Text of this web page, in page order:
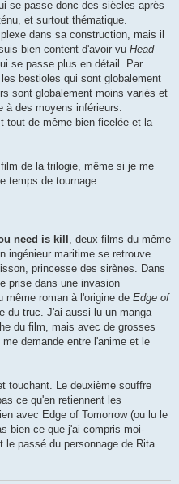
se passe donc des siècles après
et surtout thématique.
dans sa construction, mais il
bien content d'avoir vu Head
se passe plus en détail. Par
bestioles qui sont globalement
sont globalement moins variés et
des moyens inférieurs.
tout de même bien ficelée et la
de la trilogie, même si je me
temps de tournage.
need is kill , deux films du même
ingénieur maritime se retrouve
princesse des sirènes. Dans
prise dans une invasion
même roman à l'origine de Edge of
du truc. J'ai aussi lu un manga
du film, mais avec de grosses
demande entre l'anime et le
touchant. Le deuxième souffre
ce qu'en retiennent les
avec Edge of Tomorrow (ou lu le
bien ce que j'ai compris moi-
le passé du personnage de Rita